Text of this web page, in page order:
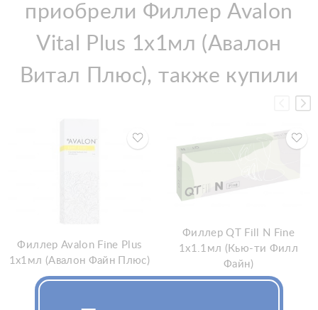
приобрели Филлер Avalon
Vital Plus 1x1мл (Авалон
Витал Плюс), также купили
Филлер Avalon Fine Plus
1x1мл (Авалон Файн Плюс)
Филлер QT Fill N Fine
1x1.1мл (Кью-ти Филл
Файн)